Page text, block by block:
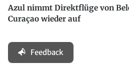
Azul nimmt Direktflüge von
Curaçao wieder auf
Feedback